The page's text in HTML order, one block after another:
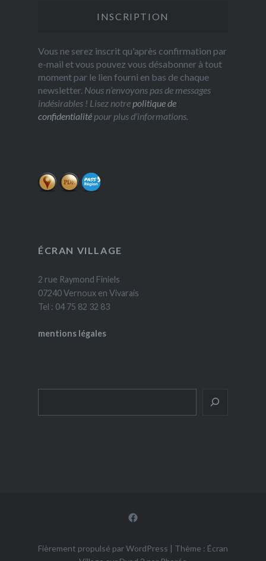
Vous ne serez inscrit qu'après confirmation par
e-mail et vous pouvez vous désabonner à tout
moment par le lien fourni en bas de chaque
newsletter. Nous n’envoyons pas de messages
indésirables ! Lisez notrepolitique de
confidentialitépour plus d’informations.
ÉCRAN VILLAGE
2 rue Raymond Finiels
07240 Vernoux en Vivarais
Tel : 04 75 82 32 83
mentions légales
Facebook
Fièrement propulsé par WordPress | Thème : Écran